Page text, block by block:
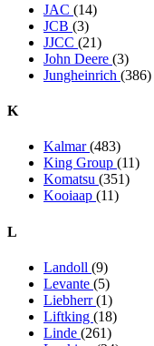
JAC (14)
JCB (3)
JJCC (21)
John Deere (3)
Jungheinrich (386)
K
Kalmar(483)
King Group (11)
Komatsu (351)
Kooiaap (11)
L
Landoll (9)
Levante (5)
Liebherr(1)
Liftking (18)
Linde (261)